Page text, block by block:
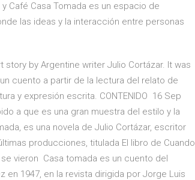
Café Casa Tomada es un espacio de
las ideas y la interacción entre personas
story by Argentine writer Julio Cortázar. It was
cuento a partir de la lectura del relato de
y expresión escrita. CONTENIDO 16 Sep
a que es una gran muestra del estilo y la
es una novela de Julio Cortázar, escritor
producciones, titulada El libro de Cuando
vieron Casa tomada es un cuento del
1947, en la revista dirigida por Jorge Luis